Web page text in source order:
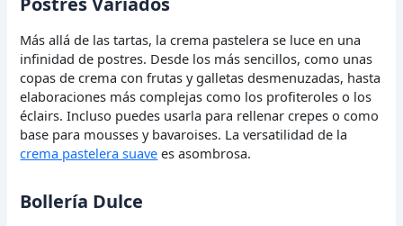
Más allá de las tartas, la crema pastelera se luce en una
infinidad de postres. Desde los más sencillos, como unas
copas de crema con frutas y galletas desmenuzadas, hasta
elaboraciones más complejas como los profiteroles o los
éclairs. Incluso puedes usarla para rellenar crepes o como
base para mousses y bavaroises. La versatilidad de la
crema pastelera suave es asombrosa.
Bollería Dulce